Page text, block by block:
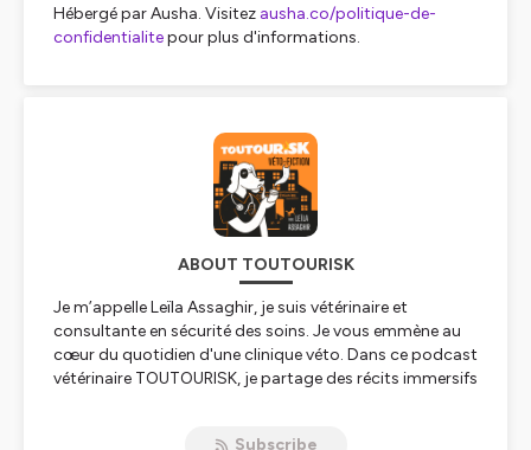
Hébergé par Ausha. Visitez ausha.co/politique-de-
confidentialitepour plus d'informations.
ABOUT TOUTOURISK
Je m’appelle Leïla Assaghir, je suis vétérinaire et
consultante en sécurité des soins. Je vous emmène au
cœur du quotidien d'une clinique véto. Dans ce podcast
vétérinaire TOUTOURISK, je partage des récits immersifs
Subscribe